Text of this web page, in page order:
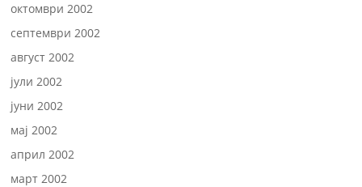
октомври 2002
септември 2002
август 2002
јули 2002
јуни 2002
мај 2002
април 2002
март 2002